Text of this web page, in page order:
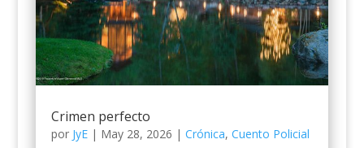
Crimen perfecto
por JyE| May 28, 2026 | Crónica, Cuento Policial